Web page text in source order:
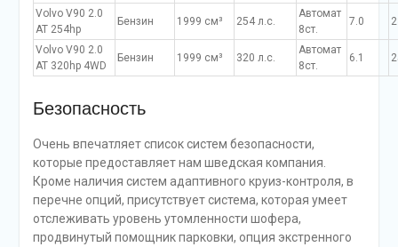
Volvo V90 2.0
AT 254hp
Бензин 1999 см³ 254 л.с.
Автомат
8ст.
7.0
Volvo V90 2.0
AT 320hp 4WD
Бензин 1999 см³ 320 л.с.
Автомат
8ст.
6.1
Безопасность
Очень впечатляет список систем безопасности,
которые предоставляет нам шведская компания.
Кроме наличия систем адаптивного круиз-контроля, в
перечне опций, присутствует система, которая умеет
отслеживать уровень утомленности шофера,
продвинутый помощник парковки, опция экстренного